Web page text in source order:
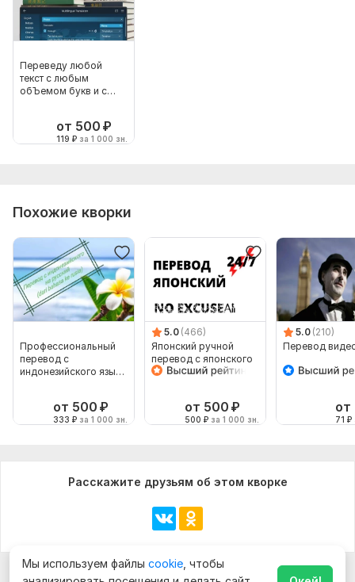
Переведу любой
текст с любым
обЪемом букв и с
от 500 ₽
119 ₽ за 1 000 зн.
Похожие кворки
Профессиональный
перевод с
индонезийского языка
от 500 ₽
333 ₽ за 1 000 зн.
5.0 (466)
Японский ручной
перевод с японского
на японский
от 500 ₽
500 ₽ за 1 000 зн.
5.0 (210)
Перевод
от
71 ₽
Расскажите друзьям об этом кворке
Мы используем файлы cookie , чтобы